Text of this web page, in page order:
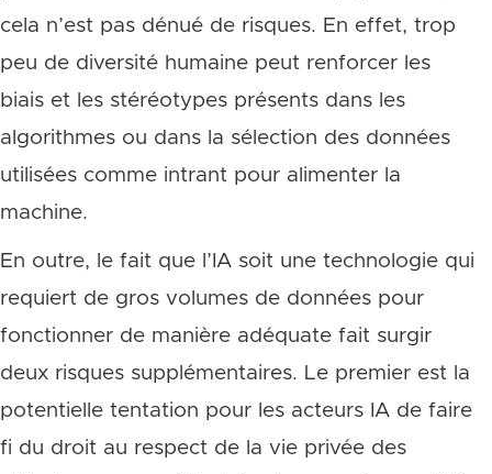
cela n’est pas dénué de risques. En effet, trop
peu de diversité humaine peut renforcer les
biais et les stéréotypes présents dans les
algorithmes ou dans la sélection des données
utilisées comme intrant pour alimenter la
machine.
En outre, le fait que l’IA soit une technologie qui
requiert de gros volumes de données pour
fonctionner de manière adéquate fait surgir
deux risques supplémentaires. Le premier est la
potentielle tentation pour les acteurs IA de faire
fi du droit au respect de la vie privée des